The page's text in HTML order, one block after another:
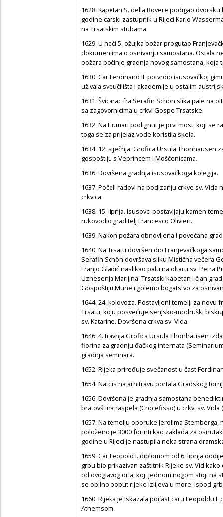
1628. Kapetan S. della Rovere podigao
godine carski zastupnik u Rijeci Karlo
na Trsatskim stubama.
1629. U noći 5. ožujka požar progutao
dokumentima o osnivanju samostana. Ostala
požara počinje gradnja novog samostana, koja
1630. Car Ferdinand II. potvrdio isusovačkoj
uživala sveučilišta i akademije u ostalim
1631. Švicarac fra Serafin Schön slika pale na
sa zagovornicima u crkvi Gospe Trsatske.
1632. Na Fiumari podignut je prvi most, koji se
toga se za prijelaz vode koristila skela.
1634. 12. siječnja. Grofica Ursula Thonhausen
gospoštiju s Veprincem i Mošćenicama.
1636. Dovršena gradnja isusovačkoga kolegija.
1637. Počeli radovi na podizanju crkve sv.
crkvica.
1638. 15. lipnja. Isusovci postavljaju kamen
rukovodio graditelj Francesco Olivieri.
1639. Nakon požara obnovljena i povećana
1640. Na Trsatu dovršen dio Franjevačkoga
Serafin Schön dovršava sliku Mistična večera
Franjo Gladić naslikao palu na oltaru sv. Petra
Uznesenja Marijina. Trsatski kapetan i član
Gospoštiju Mune i golemo bogatstvo za
1644. 24. kolovoza. Postavljeni temelji za novu
Trsatu, koju posvećuje senjsko-modruški
sv. Katarine. Dovršena crkva sv. Vida.
1646. 4. travnja Grofica Ursula Thonhausen
fiorina za gradnju đačkog internata
gradnja seminara.
1652. Rijeka priređuje svečanost u čast
1654. Natpis na arhitravu portala Gradskog
1656. Dovršena je gradnja samostana
bratovština raspela (Crocefisso) u crkvi sv. Vida
1657. Na temelju oporuke Jerolima Stemberga,
položeno je 3000 forinti kao zaklada za
godine u Rijeci je nastupila neka strana
1659. Car Leopold I. diplomom od 6. lipnja
grbu bio prikazivan zaštitnik Rijeke sv. Vid
od dvoglavog orla, koji jednom nogom stoji na
se obilno poput rijeke izlijeva u more. Ispod
1660. Rijeka je iskazala počast caru Leopoldu
Athemsom.